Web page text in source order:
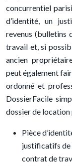
concurrentiel
d’identité, un
revenus (bulletins
travail et, si
ancien
peut également
ordonné et
DossierFacile
dossier de location
Pièce
justificatifs de
contrat de